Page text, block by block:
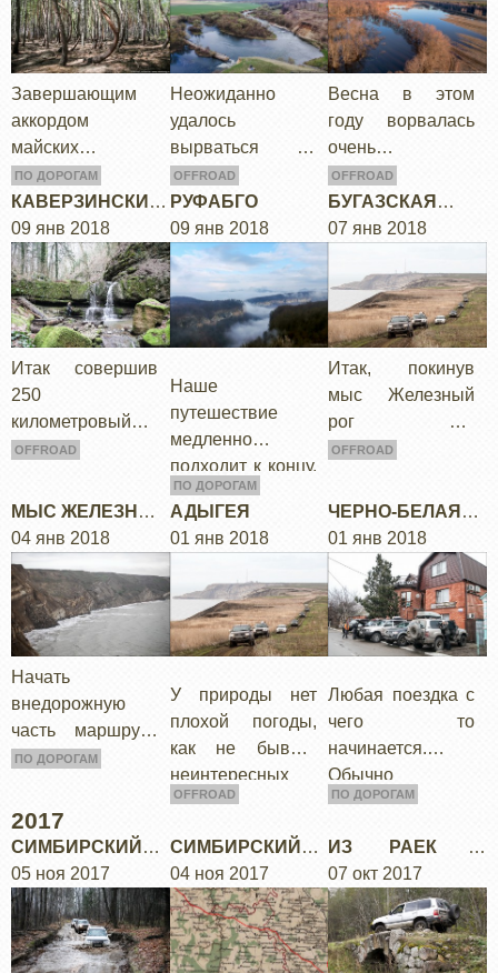
предлагаю
вашему
вниманию
небольшой
видеообзор про
Глюка – в
общих…
продолжительна
я и во вторых я
буду в таких…
Завершающим
аккордом
майских
праздников стал
небольшой трип
в Рязанскую
область. Я давно
мечтал проехать
вдоль Оки,
начиная с
подмосковья и
ее…
ПО ДОРОГАМ
Неожиданно
удалось
вырваться на
майские.
"Спонтанно и
незапланирован
о" образовалось
4 дня – времени
не было на
проработку
маршрутов,
поэтому…
OFFROAD
Весна в этом
году ворвалась
очень
стремительно и
ярко. Еще вчера
лежал снег, а уже
растопило снег и
природа просто
упала с
кровати…
OFFROAD
КАВЕРЗИНСКИЕ
ВОДОПАДЫ
09 янв 2018
Итак совершив
250
километровый
марш-бросок по
наконец
оказались в
горах.
OFFROAD
РУФАБГО
09 янв 2018
Наше
путешествие
медленно
подходит к концу,
а до Адыгеи мы
все еще не
доехали. Пора
срочно мчать, но
мы выбрали не
асфальтовую
дорогу, а чуть…
ПО ДОРОГАМ
БУГАЗСКАЯ
КОСА
07 янв 2018
Итак, покинув
мыс Железный
рог мы
отправились
Черного моря в
сторону
Бугазской косы.
OFFROAD
МЫС ЖЕЛЕЗНЫЙ
РОГ
04 янв 2018
Начать
внедорожную
часть маршрута
мы решили с
Таманского
полуострова и
первую ночевку
запланировали
на мысе
Железный рог.
ПО ДОРОГАМ
АДЫГЕЯ
01 янв 2018
У природы нет
плохой погоды,
как не бывает
неинтересных
маршрутов -
найти что-то
интересное.
OFFROAD
ЧЕРНО-БЕЛАЯ
ИДЕЯ
01 янв 2018
Любая поездка с
чего то
начинается.
Обычно
начинается с
находятся точки
достопримечател
ьностей, по ним
рождается
маршрут. Но с
ПО ДОРОГАМ
2017
СИМБИРСКИЙ
ТРАКТ, ЧАСТЬ 2
05 ноя 2017
СИМБИРСКИЙ
ТРАКТ
04 ноя 2017
ИЗ РАЕК В
ВАСИЛЕВО ПО
ТВЕРЦЕ
07 окт 2017